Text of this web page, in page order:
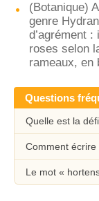
(Botanique)
genre
d’agrément
roses selon
rameaux, en
Questions
Quelle est la
Comment
Le mot «